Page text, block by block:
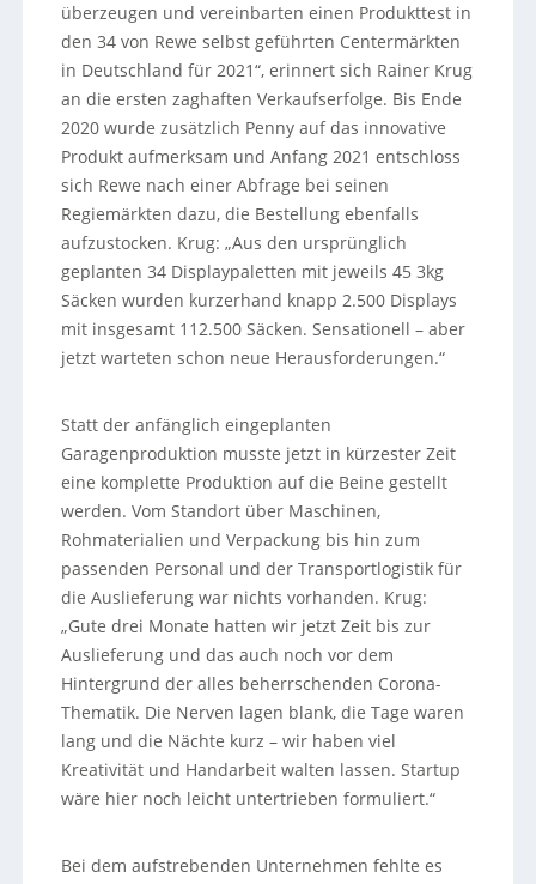
überzeugen und vereinbarten einen Produkttest in
den 34 von Rewe selbst geführten Centermärkten
in Deutschland für 2021“, erinnert sich Rainer Krug
an die ersten zaghaften Verkaufserfolge. Bis Ende
2020 wurde zusätzlich Penny auf das innovative
Produkt aufmerksam und Anfang 2021 entschloss
sich Rewe nach einer Abfrage bei seinen
Regiemärkten dazu, die Bestellung ebenfalls
aufzustocken. Krug: „Aus den ursprünglich
geplanten 34 Displaypaletten mit jeweils 45 3kg
Säcken wurden kurzerhand knapp 2.500 Displays
mit insgesamt 112.500 Säcken. Sensationell – aber
jetzt warteten schon neue Herausforderungen.“
Statt der anfänglich eingeplanten
Garagenproduktion musste jetzt in kürzester Zeit
eine komplette Produktion auf die Beine gestellt
werden. Vom Standort über Maschinen,
Rohmaterialien und Verpackung bis hin zum
passenden Personal und der Transportlogistik für
die Auslieferung war nichts vorhanden. Krug:
„Gute drei Monate hatten wir jetzt Zeit bis zur
Auslieferung und das auch noch vor dem
Hintergrund der alles beherrschenden Corona-
Thematik. Die Nerven lagen blank, die Tage waren
lang und die Nächte kurz – wir haben viel
Kreativität und Handarbeit walten lassen. Startup
wäre hier noch leicht untertrieben formuliert.“
Bei dem aufstrebenden Unternehmen fehlte es